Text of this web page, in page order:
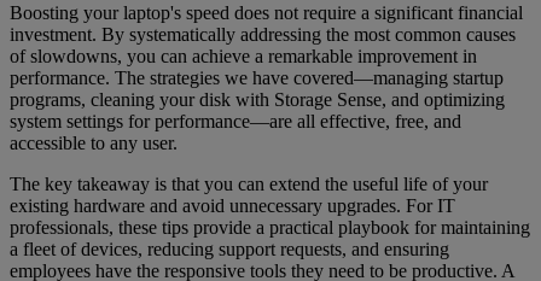
Boosting your laptop's speed does not require a significant financial
investment. By systematically addressing the most common causes
of slowdowns, you can achieve a remarkable improvement in
performance. The strategies we have covered—managing startup
programs, cleaning your disk with Storage Sense, and optimizing
system settings for performance—are all effective, free, and
accessible to any user.
The key takeaway is that you can extend the useful life of your
existing hardware and avoid unnecessary upgrades. For IT
professionals, these tips provide a practical playbook for maintaining
a fleet of devices, reducing support requests, and ensuring
employees have the responsive tools they need to be productive. A